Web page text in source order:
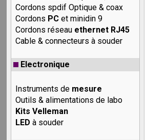
Cordons spdif Optique & coax
Cordons PC et minidin 9
Cordons réseau ethernet RJ45
Cable & connecteurs à souder
Electronique
Instruments de mesure
Outils & alimentations de labo
Kits Velleman
LED à souder